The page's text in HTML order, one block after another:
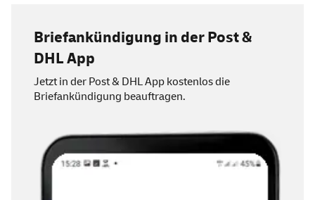
Briefankündigung in der Post &
DHLApp
Jetzt in der Post & DHLApp kostenlos die
Briefankündigung beauftragen.